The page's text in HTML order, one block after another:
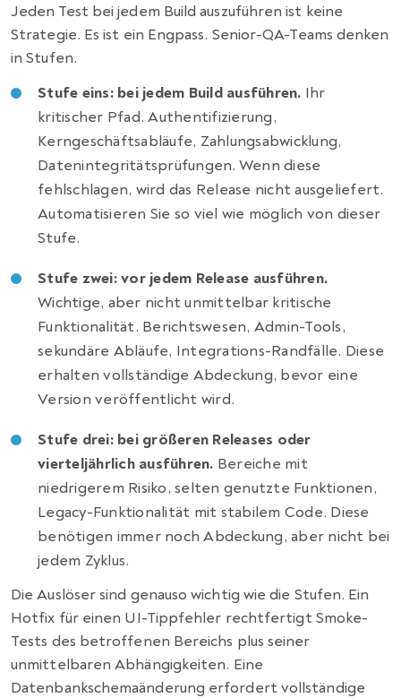
Jeden Test bei jedem Build auszuführen ist keine
Strategie. Es ist ein Engpass. Senior-QA-Teams denken
in Stufen.
Stufe eins: bei jedem Build ausführen. Ihr
kritischer Pfad. Authentifizierung,
Kerngeschäftsabläufe, Zahlungsabwicklung,
Datenintegritätsprüfungen. Wenn diese
fehlschlagen, wird das Release nicht ausgeliefert.
Automatisieren Sie so viel wie möglich von dieser
Stufe.
Stufe zwei: vor jedem Release ausführen.
Wichtige, aber nicht unmittelbar kritische
Funktionalität. Berichtswesen, Admin-Tools,
sekundäre Abläufe, Integrations-Randfälle. Diese
erhalten vollständige Abdeckung, bevor eine
Version veröffentlicht wird.
Stufe drei: bei größeren Releases oder
vierteljährlich ausführen. Bereiche mit
niedrigerem Risiko, selten genutzte Funktionen,
Legacy-Funktionalität mit stabilem Code. Diese
benötigen immer noch Abdeckung, aber nicht bei
jedem Zyklus.
Die Auslöser sind genauso wichtig wie die Stufen. Ein
Hotfix für einen UI-Tippfehler rechtfertigt Smoke-
Tests des betroffenen Bereichs plus seiner
unmittelbaren Abhängigkeiten. Eine
Datenbankschemaänderung erfordert vollständige